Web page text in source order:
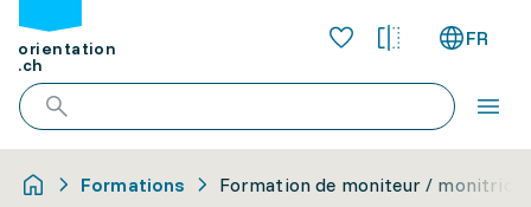
orientation
.ch
FR
Formations Formation de moniteur / monitrice